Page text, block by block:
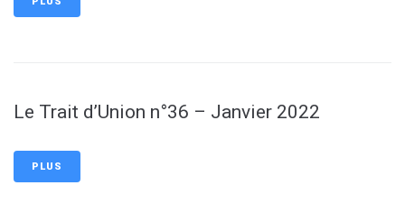
Le Trait d’Union n°36 – Janvier 2022
PLUS